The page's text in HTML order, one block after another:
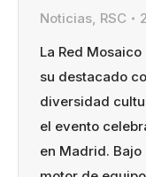
Noticias RSC
La Red
su destacado
diversidad
el evento
en Madrid.